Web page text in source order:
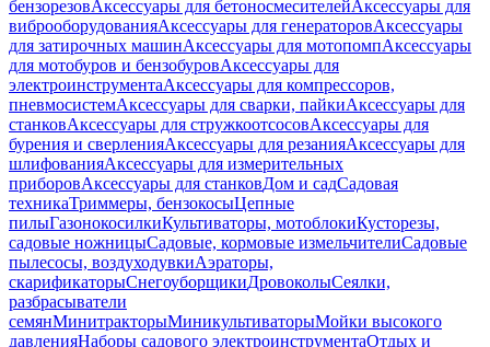
бензорезовАксессуары для бетоносмесителейАксессуары для
виброоборудованияАксессуары для генераторовАксессуары
для затирочных машинАксессуары для мотопомпАксессуары
для мотобуров и бензобуровАксессуары для
электроинструментаАксессуары для компрессоров,
пневмосистемАксессуары для сварки, пайкиАксессуары для
станковАксессуары для стружкоотсосовАксессуары для
бурения и сверленияАксессуары для резанияАксессуары для
шлифованияАксессуары для измерительных
приборовАксессуары для станковДом и садСадовая
техникаТриммеры, бензокосыЦепные
пилыГазонокосилкиКультиваторы, мотоблокиКусторезы,
садовые ножницыСадовые, кормовые измельчителиСадовые
пылесосы, воздуходувкиАэраторы,
скарификаторыСнегоуборщикиДровоколыСеялки,
разбрасыватели
семянМинитракторыМиникультиваторыМойки высокого
давленияНаборы садового электроинструментаОтдых и